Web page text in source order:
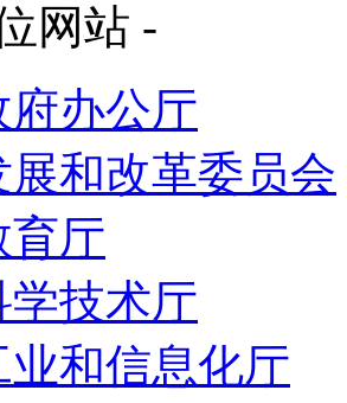
网站 -
府办公厅
展和改革委员会
育厅
学技术厅
业和信息化厅